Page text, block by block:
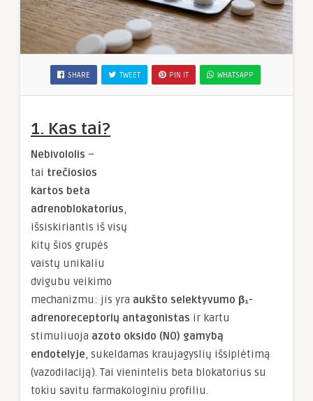
SHARE TWEET PIN IT WHATSAPP
1. Kas tai?
Nebivololis –
tai trečiosios
kartos beta
adrenoblokatorius
išsiskiriantis iš visų
kitų šios grupės
vaistų unikaliu
dvigubu veikimo
mechanizmu: jis yra aukšto selektyvumo β₁-
adrenoreceptorių antagonistas ir kartu
stimuliuoja azoto oksido (NO) gamybą
endotelyje , sukeldamas kraujagyslių išsiplėtimą
(vazodilaciją). Tai vienintelis beta blokatorius su
tokiu savitu farmakologiniu profiliu.